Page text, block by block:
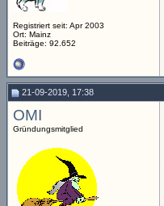
Registriert seit: Apr 2003
Ort: Mainz
Beiträge: 92.652
21-09-2019, 17:38
OMI
Gründungsmitglied